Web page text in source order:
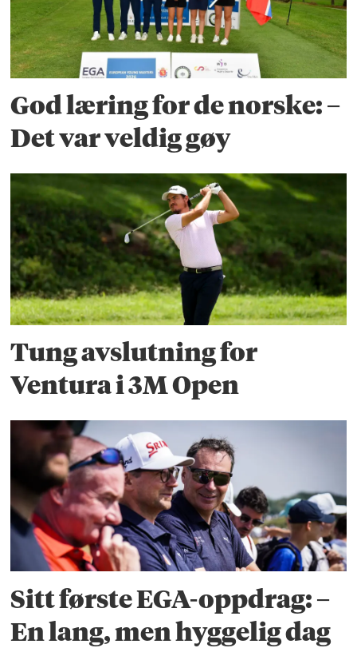
God læring for de norske: –
Det var veldig gøy
Tung avslutning for
Ventura i 3M Open
Sitt første EGA-oppdrag: –
En lang, men hyggelig dag